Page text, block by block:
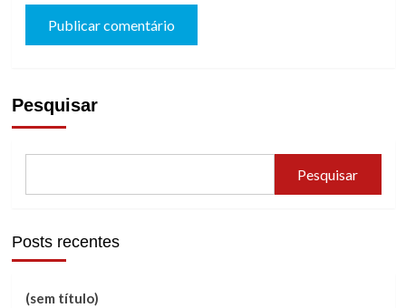
Pesquisar
Pesquisar
Posts recentes
(sem título)